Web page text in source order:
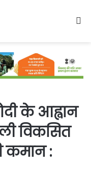
के आह्वान
विकसित
कमान :